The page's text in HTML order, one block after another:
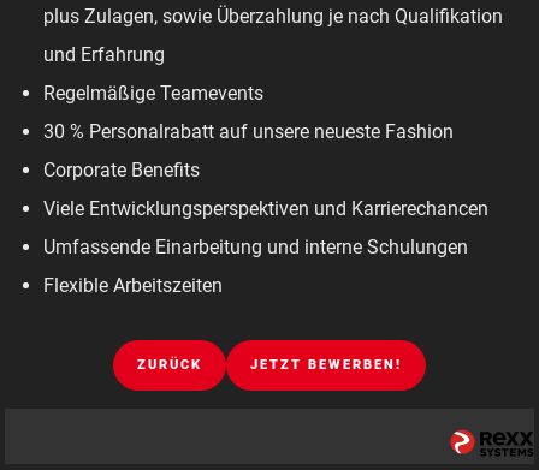
plus Zulagen, sowie Überzahlung je nach Qualifikation
und Erfahrung
Regelmäßige Teamevents
30 % Personalrabatt auf unsere neueste Fashion
Corporate Benefits
Viele Entwicklungsperspektiven und Karrierechancen
Umfassende Einarbeitung und interne Schulungen
Flexible Arbeitszeiten
ZURÜCK JETZT BEWERBEN!